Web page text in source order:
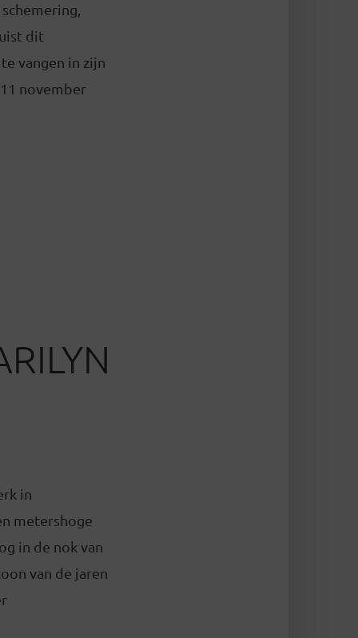
dit
vangen in zijn
november
in
metershoge
in de nok van
van de jaren